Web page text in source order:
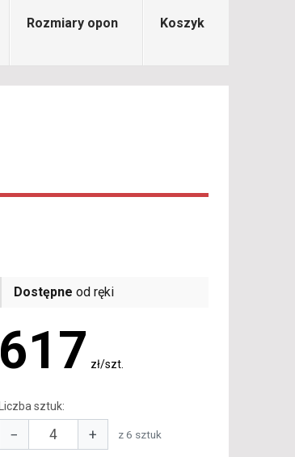
Rozmiary opon Koszyk
Dostępne od ręki
617 zł/szt.
Liczba sztuk:
− + z 6 sztuk